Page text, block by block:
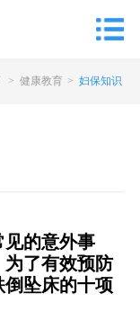
> 健康教育 > 妇保知识
见的意外事
了有效预防
坠床的十项